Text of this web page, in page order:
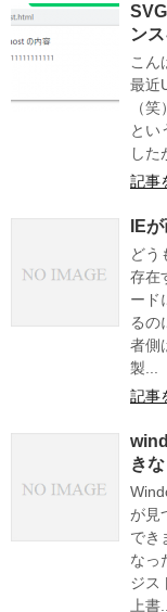
ン
こん
最近
（
とい
した
記事
IE
どう
存在
ード
るの
者側
製...
記事
き
が見
でき
なっ
ジス
上書